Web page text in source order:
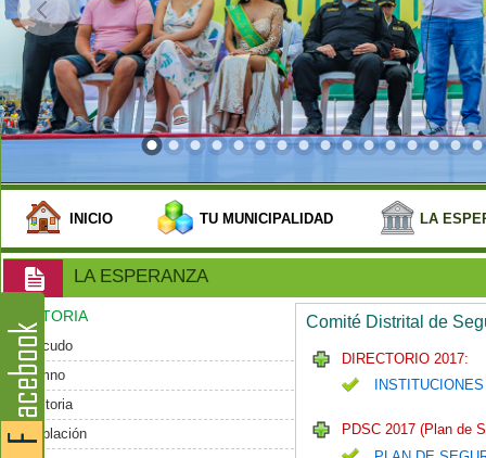
INICIO TU MUNICIPALIDAD LA
LA ESPERANZA
HISTORIA
Escudo
Himno
Historia
Población
Comité Distrital de
DIRECTORIO 2017:
PDSC 2017 (Plan de